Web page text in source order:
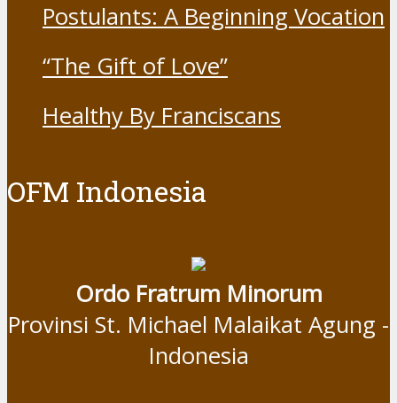
Postulants: A Beginning Vocation
“The Gift of Love”
Healthy By Franciscans
OFM Indonesia
Ordo Fratrum Minorum
Provinsi St. Michael Malaikat Agung -
Indonesia